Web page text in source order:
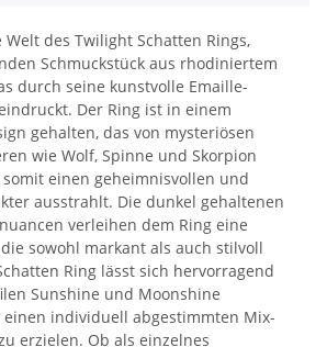
des Twilight Schatten Rings,
Schmuckstück aus rhodiniertem
durch seine kunstvolle Emaille-
Der Ring ist in einem
gehalten, das von mysteriösen
wie Wolf, Spinne und Skorpion
einen geheimnisvollen und
ausstrahlt. Die dunkel gehaltenen
verleihen dem Ring eine
sowohl markant als auch stilvoll
Ring lässt sich hervorragend
Sunshine und Moonshine
individuell abgestimmten Mix-
erzielen. Ob als einzelnes